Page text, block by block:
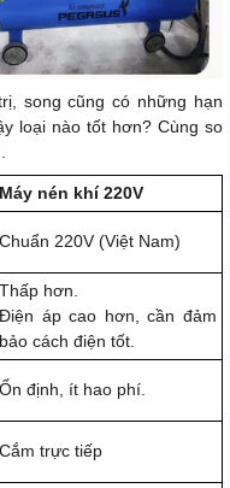
song cũng có những hạn
loại nào tốt hơn? Cùng so
Máy nén khí 220V
Chuẩn 220V (Việt Nam)
Thấp hơn.
Điện áp cao hơn, cần đảm
bảo cách điện tốt.
Ổn định, ít hao phí.
Cắm trực tiếp